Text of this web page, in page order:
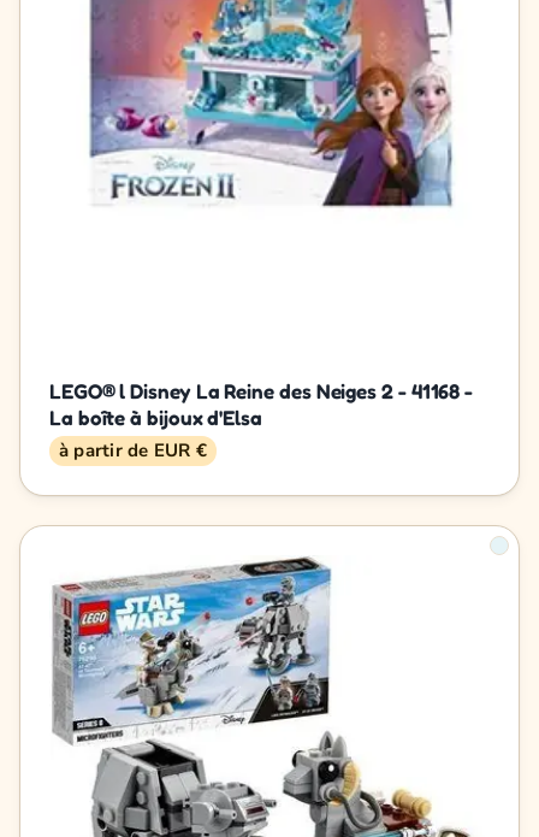
LEGO® l Disney La Reine des Neiges 2 - 41168 -
La boîte à bijoux d'Elsa
à partir de EUR €